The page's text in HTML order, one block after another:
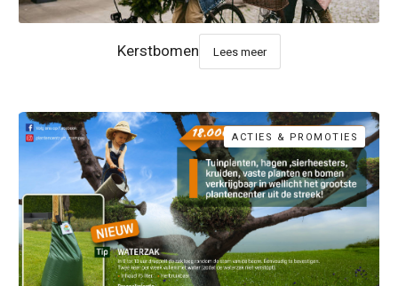
Kerstbomen Lees meer
ACTIES & PROMOTIES